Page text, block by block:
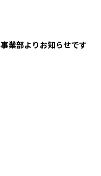
業部よりお知らせです